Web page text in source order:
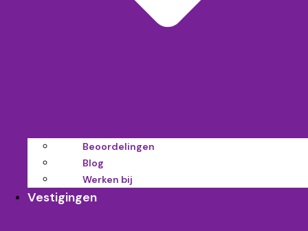
Beoordelingen
Blog
Werken bij
Vestigingen